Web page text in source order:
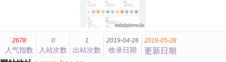
2678
人气指数
0
入站次数
1
出站次数
2019-04-26
收录日期
2019-05-28
更新日期